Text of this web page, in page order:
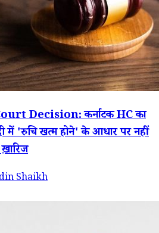
Decision: कर्नाटक HC का
में 'रुचि खत्म होने' के आधार पर नहीं
Shaikh